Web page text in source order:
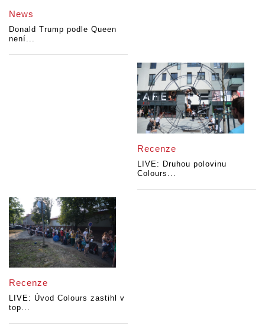
News
Donald Trump podle Queen
není...
Recenze
LIVE: Druhou polovinu
Colours...
Recenze
LIVE: Úvod Colours zastihl v
top...